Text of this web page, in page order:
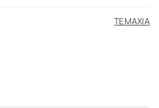
ΤΕΜΑΧΙΑ